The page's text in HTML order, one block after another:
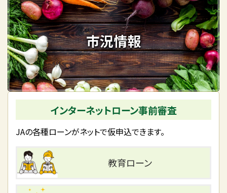
市況情報
インターネットローン事前審査
JAの各種ローンがネットで仮申込できます。
教育ローン